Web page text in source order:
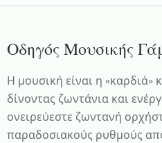
Οδηγός Μουσικής
Η μουσική είναι η «καρδιά»
δίνοντας ζωντάνια και
ονειρεύεστε ζωντανή
παραδοσιακούς ρυθμούς